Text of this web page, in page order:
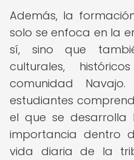
Además, la
solo se enfoca en la
sí, sino que
culturales,
comunidad
estudiantes
el que se desarrolla
importancia dentro
vida diaria de la